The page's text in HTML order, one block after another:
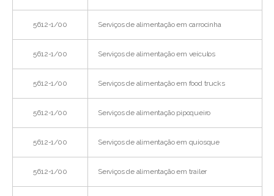
5612-1/00 Serviços de alimentação em carrocinha
5612-1/00 Serviços de alimentação em veículos
5612-1/00 Serviços de alimentação em food trucks
5612-1/00 Serviços de alimentação pipoqueiro
5612-1/00 Serviços de alimentação em quiosque
5612-1/00 Serviços de alimentação em trailer